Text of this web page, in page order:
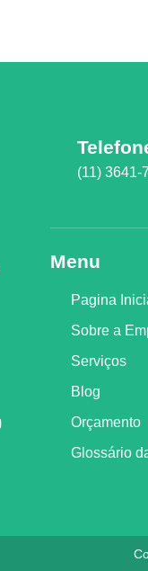
(11) 3641-
Menu
Pagina
Sobre a
Serviços
Blog
Orçamento
Glossário